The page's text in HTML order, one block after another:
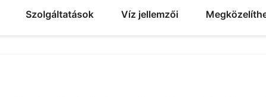
Szolgáltatások Víz jellemzői